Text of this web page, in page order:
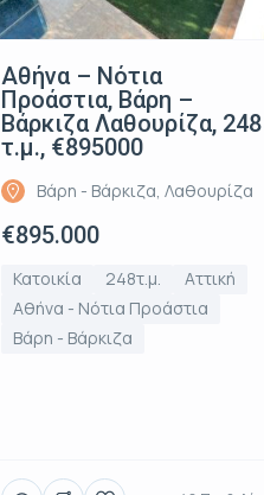
Αθήνα – Νότια
Προάστια, Βάρη –
Βάρκιζα Λαθουρίζα, 248
τ.μ., €895000
Βάρη - Βάρκιζα, Λαθουρίζα
€895.000
Κατοικία 248τ.μ.
Αττική
Αθήνα - Νότια Προάστια
Βάρη - Βάρκιζα